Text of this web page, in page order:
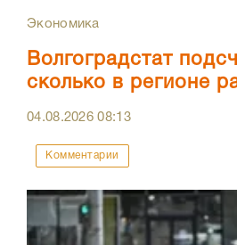
Экономика
Волгоградстат
сколько в регионе
04.08.202608:13
Комментарии